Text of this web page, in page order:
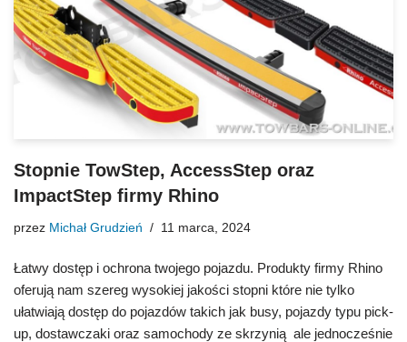
Stopnie TowStep, AccessStep oraz
ImpactStep firmy Rhino
przez Michał Grudzień 11 marca, 2024
Łatwy dostęp i ochrona twojego pojazdu. Produkty firmy Rhino
oferują nam szereg wysokiej jakości stopni które nie tylko
ułatwiają dostęp do pojazdów takich jak busy, pojazdy typu pick-
up, dostawczaki oraz samochody ze skrzynią ale jednocześnie